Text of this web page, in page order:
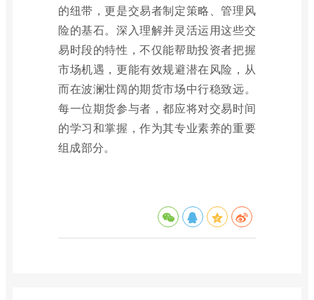
的纽带，更是交易者制定策略、管理风
险的基石。深入理解并灵活运用这些交
易时段的特性，不仅能帮助投资者把握
市场机遇，更能有效规避潜在风险，从
而在波澜壮阔的期货市场中行稳致远。
每一位期货参与者，都应将对交易时间
的学习和掌握，作为其专业素养的重要
组成部分。